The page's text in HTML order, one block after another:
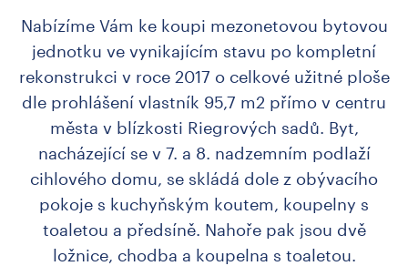
Nabízíme Vám ke koupi mezonetovou bytovou
jednotku ve vynikajícím stavu po kompletní
rekonstrukci v roce 2017 o celkové užitné ploše
dle prohlášení vlastník 95,7 m2 přímo v centru
města v blízkosti Riegrových sadů. Byt,
nacházející se v 7. a 8. nadzemním podlaží
cihlového domu, se skládá dole z obývacího
pokoje s kuchyňským koutem, koupelny s
toaletou a předsíně. Nahoře pak jsou dvě
ložnice, chodba a koupelna s toaletou.